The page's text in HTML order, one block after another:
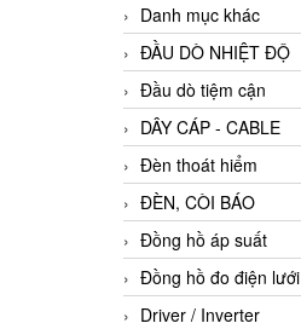
Danh mục khác
ĐẦU DÒ NHIỆT ĐỘ
Đầu dò tiệm cận
DÂY CÁP - CABLE
Đèn thoát hiểm
ĐÈN, CÒI BÁO
Đồng hồ áp suất
Đồng hồ đo điện lưới
Driver / Inverter